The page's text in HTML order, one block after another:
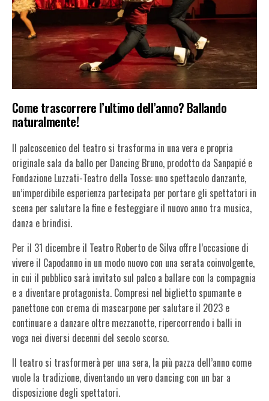
Come trascorrere l’ultimo dell’anno? Ballando
naturalmente!
Il palcoscenico del teatro si trasforma in una vera e propria
originale sala da ballo per Dancing Bruno, prodotto da Sanpapié e
Fondazione Luzzati-Teatro della Tosse: uno spettacolo danzante,
un’imperdibile esperienza partecipata per portare gli spettatori in
scena per salutare la fine e festeggiare il nuovo anno tra musica,
danza e brindisi.
Per il 31 dicembre il Teatro Roberto de Silva offre l’occasione di
vivere il Capodanno in un modo nuovo con una serata coinvolgente,
in cui il pubblico sarà invitato sul palco a ballare con la compagnia
e a diventare protagonista. Compresi nel biglietto spumante e
panettone con crema di mascarpone per salutare il 2023 e
continuare a danzare oltre mezzanotte, ripercorrendo i balli in
voga nei diversi decenni del secolo scorso.
Il teatro si trasformerà per una sera, la più pazza dell’anno come
vuole la tradizione, diventando un vero dancing con un bar a
disposizione degli spettatori.